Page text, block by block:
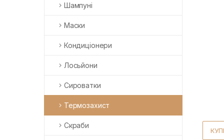
Шампуні
Маски
Кондиціонери
Лосьйони
Сироватки
Термозахист
Скраби